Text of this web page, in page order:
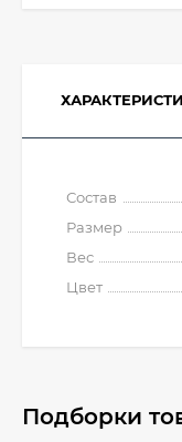
Состав
Размер
Вес
Цвет
Подборки